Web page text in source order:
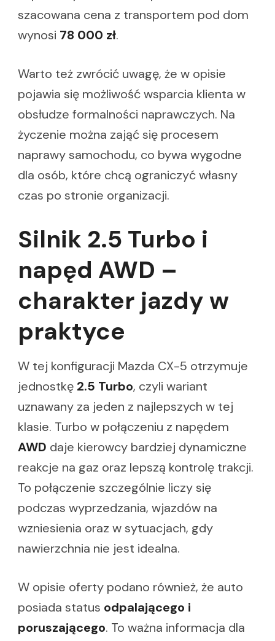
szacowana cena z transportem pod dom
wynosi 78 000 zł.
Warto też zwrócić uwagę, że w opisie
pojawia się możliwość wsparcia klienta w
obsłudze formalności naprawczych. Na
życzenie można zająć się procesem
naprawy samochodu, co bywa wygodne
dla osób, które chcą ograniczyć własny
czas po stronie organizacji.
Silnik 2.5 Turbo i
napęd AWD –
charakter jazdy w
praktyce
W tej konfiguracji Mazda CX-5 otrzymuje
jednostkę 2.5 Turbo, czyli wariant
uznawany za jeden z najlepszych w tej
klasie. Turbo w połączeniu z napędem
AWD daje kierowcy bardziej dynamiczne
reakcje na gaz oraz lepszą kontrolę trakcji.
To połączenie szczególnie liczy się
podczas wyprzedzania, wjazdów na
wzniesienia oraz w sytuacjach, gdy
nawierzchnia nie jest idealna.
W opisie oferty podano również, że auto
posiada status odpalającego i
poruszającego. To ważna informacja dla